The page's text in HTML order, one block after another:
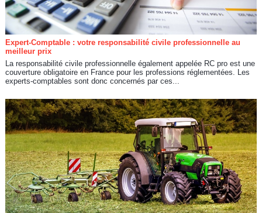
Expert-Comptable : votre responsabilité civile professionnelle au
meilleur prix
La responsabilité civile professionnelle également appelée RC pro est une
couverture obligatoire en France pour les professions réglementées. Les
experts-comptables sont donc concernés par ces...